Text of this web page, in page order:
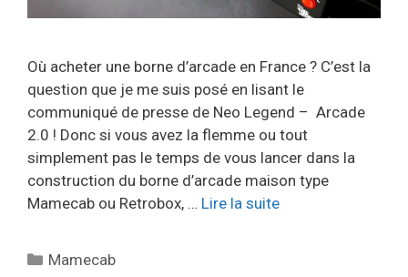
Où acheter une borne d’arcade en France ? C’est la
question que je me suis posé en lisant le
communiqué de presse de Neo Legend – Arcade
2.0 ! Donc si vous avez la flemme ou tout
simplement pas le temps de vous lancer dans la
construction du borne d’arcade maison type
Mamecab ou Retrobox, … Lire la suite
Catégories
Mamecab